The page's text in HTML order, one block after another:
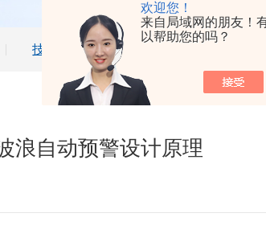
欢迎您！
来自局域网的朋友！
以帮助您的吗？
技术文章
浪自动预警设计原理